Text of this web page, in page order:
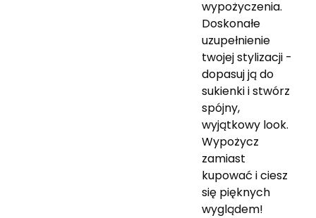
wypożyczenia.
Doskonałe
uzupełnienie
twojej stylizacji -
dopasuj ją do
sukienki i stwórz
spójny,
wyjątkowy look.
Wypożycz
zamiast
kupować i ciesz
się pięknych
wyglądem!